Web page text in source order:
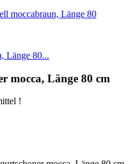
Länge 80...
mocca, Länge 80 cm
!